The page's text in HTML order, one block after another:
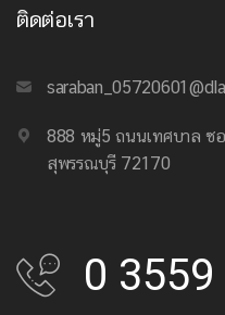
ติดต่อเรา
888 หมู่5 ถนนเทศบาล ซ
สุพรรณบุรี 72170
0